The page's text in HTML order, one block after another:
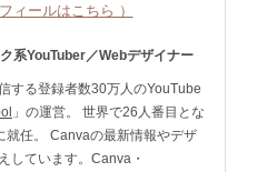
ィールはこちら ）
系YouTuber／Webデザイナー
する登録者数30万人のYouTube
」の運営。 世界で26人番目とな
就任。 Canvaの最新情報やデザ
しています。Canva・